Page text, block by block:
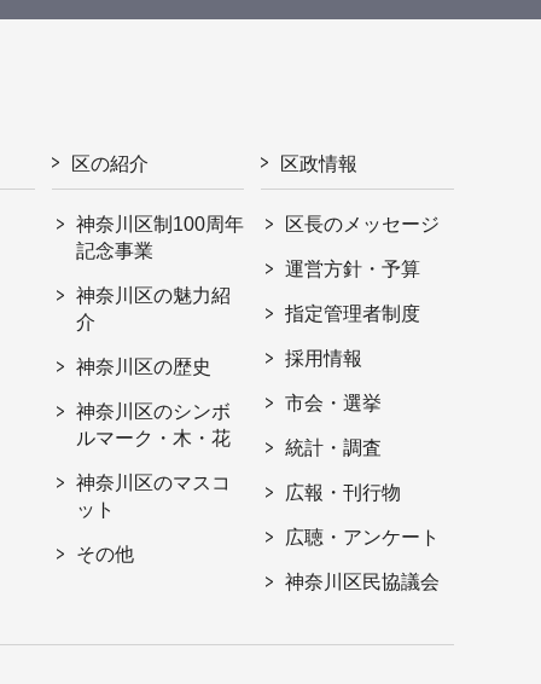
区の紹介
神奈川区制100周年
記念事業
神奈川区の魅力紹
介
神奈川区の歴史
神奈川区のシンボ
ルマーク・木・花
神奈川区のマスコ
ット
その他
区政情報
区長のメッセージ
運営方針・予算
指定管理者制度
採用情報
市会・選挙
統計・調査
広報・刊行物
広聴・アンケート
神奈川区民協議会